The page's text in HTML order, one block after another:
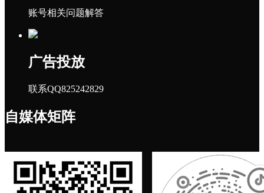
账号相关问题解答
广告投放
联系QQ825242829
自媒体矩阵